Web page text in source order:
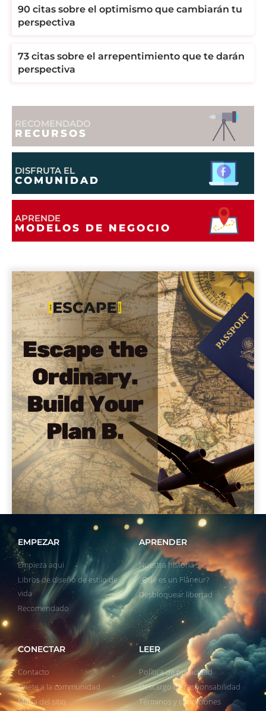
90 citas sobre el optimismo que cambiarán tu
perspectiva
73 citas sobre el arrepentimiento que te darán
perspectiva
RECOMENDADO
RECURSOS
DISFRUTA EL
COMUNIDAD
APRENDE
MODELOS DE NEGOCIO
EMPEZAR
Empieza aqui
Libros de diseño de estilo de
vida
Recomendado
APRENDER
Nuestra historia
¿Qué es un Flâneur?
Desbloquear libertad
CONECTAR
Contacto
Unete a la communidad
Mapa del sitio
LEER
Política de privacidad
Descargo de responsabilidad
Términos y condiciones